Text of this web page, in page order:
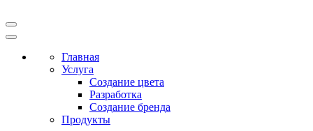
Главная
Услуга
Создание цвета
Разработка
Создание бренда
Продукты